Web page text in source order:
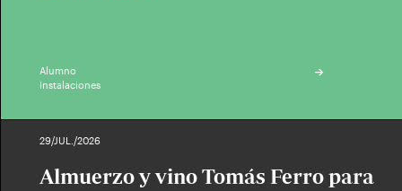
Alumno
Instalaciones
29/JUL./2026
Almuerzo y vino Tomás Ferro para